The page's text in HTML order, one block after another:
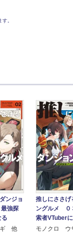
。
ンジョ
強探
ギ 他
推しにささげ
ングルメ ０
索者VTuber
モノクロ